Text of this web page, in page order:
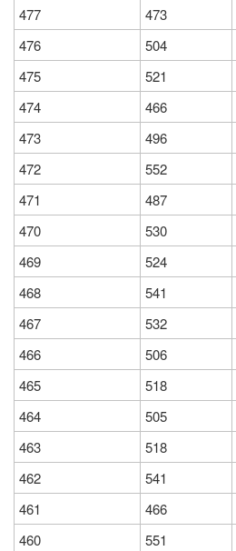
477
473
476
504
475
521
474
466
473
496
472
552
471
487
470
530
469
524
468
541
467
532
466
506
465
518
464
505
463
518
462
541
461
466
460
551